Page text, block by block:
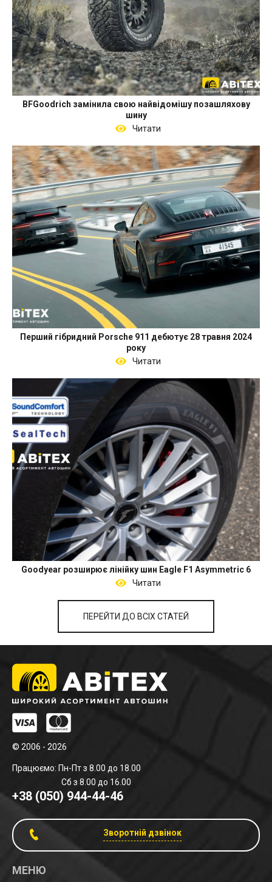
BFGoodrich замінила свою найвідомішу позашляхову
шину
Читати
Перший гібридний Porsche 911 дебютує 28 травня 2024
року
Читати
Goodyear розширює лінійку шин Eagle F1 Asymmetric 6
Читати
ПЕРЕЙТИ ДО ВСІХ СТАТЕЙ
© 2006 - 2026
Працюємо: Пн-Пт з 8.00 до 18.00
Сб з 8.00 до 16.00
+38 (050) 944-44-46
Зворотній дзвінок
МЕНЮ